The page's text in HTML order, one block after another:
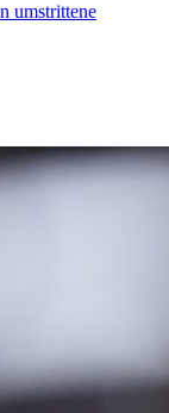
umstrittene